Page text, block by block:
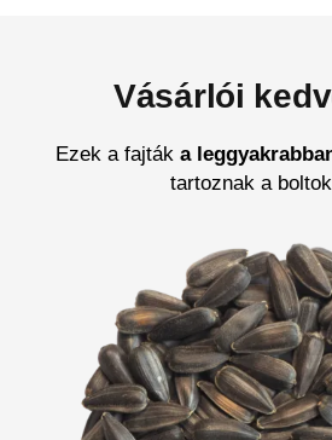
Vásárlói
Ezek a fajták a
tartoznak a